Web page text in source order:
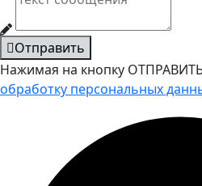
Отправить
Нажимая на кнопку
обработку персональных